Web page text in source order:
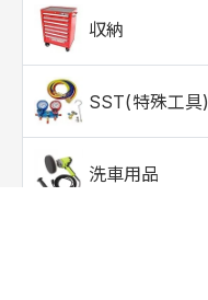
収納
SST(特殊工具)
洗車用品